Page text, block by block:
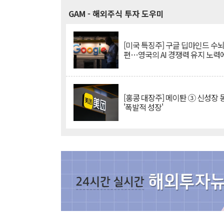
GAM - 해외주식 투자 도우미
[미국 특징주] 구글 딥마인드 수
편…영국의 AI 경쟁력 유지 노력
[홍콩 대장주] 메이퇀 ③ 신성장
'폭발적 성장'